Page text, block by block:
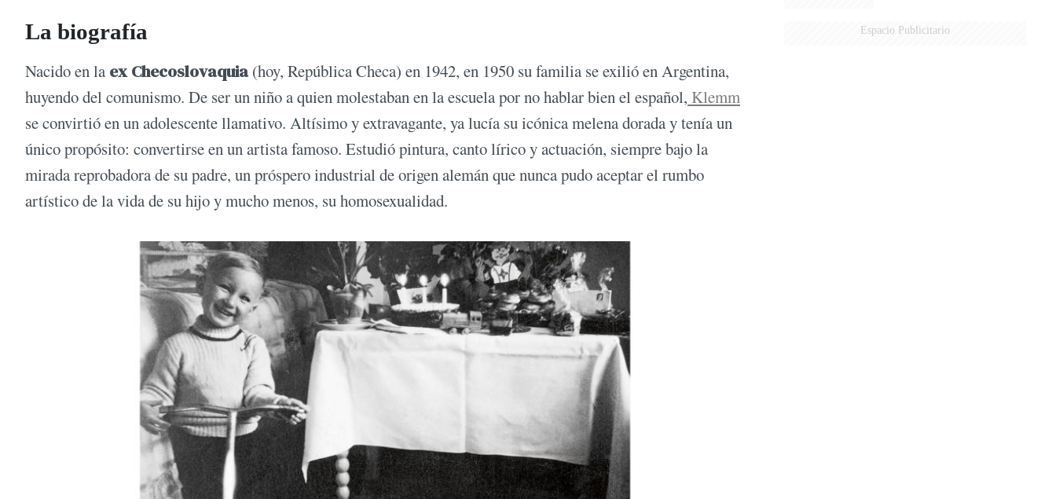
La biografía
Nacido en la ex Checoslovaquia(hoy, República Checa) en 1942, en 1950 su familia se exilió en Argentina,
huyendo del comunismo. De ser un niño a quien molestaban en la escuela por no hablar bien el español, Klemm
se convirtió en un adolescente llamativo. Altísimo y extravagante, ya lucía su icónica melena dorada y tenía un
único propósito: convertirse en un artista famoso. Estudió pintura, canto lírico y actuación, siempre bajo la
mirada reprobadora de su padre, un próspero industrial de origen alemán que nunca pudo aceptar el rumbo
artístico de la vida de su hijo y mucho menos, su homosexualidad.
Espacio Publicitario